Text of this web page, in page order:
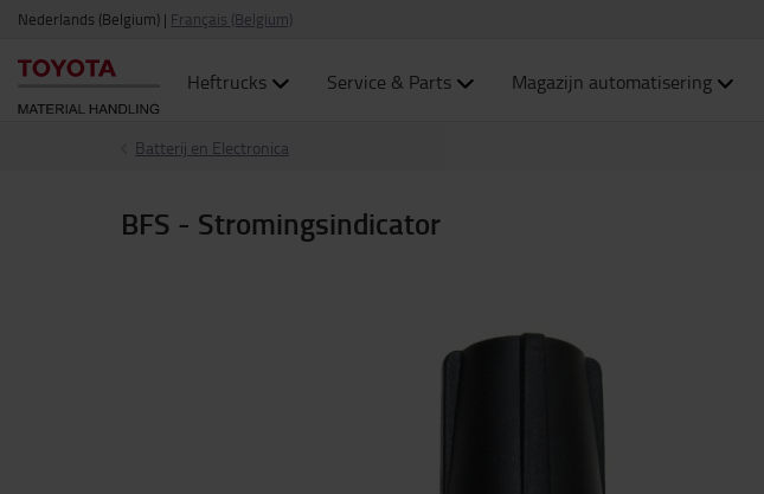
Nederlands (Belgium) | Français (Belgium)
Heftrucks Service & Parts Magazijn automatisering
Batterij en Electronica
BFS - Stromingsindicator